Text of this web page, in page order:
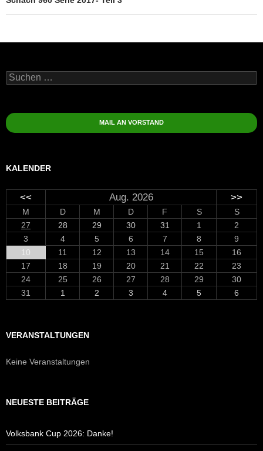
Suchen
nach:
MAIL AN VORSTAND
KALENDER
<< Aug. 2026 >>
M D M D F S
S
27
28 29 30 31 1
2
3
4 5 6 7 8
9
10
11 12 13 14 15
16
17
18 19 20 21 22
23
24
25 26 27 28 29
30
31
1 2 3 4 5 6
VERANSTALTUNGEN
Keine Veranstaltungen
NEUESTE BEITRÄGE
Volksbank Cup 2026: Danke!